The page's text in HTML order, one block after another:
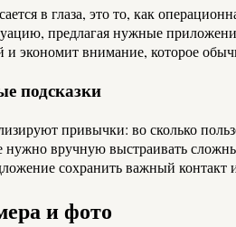
в глаза, это то, как
предлагая нужные
и экономит внимание, которое
подсказки
привычки: во сколько
нужно вручную выстраивать
сохранить важный контакт
и фото